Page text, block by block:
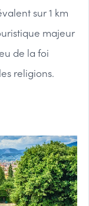
sur 1 km
majeur
de la foi
religions.